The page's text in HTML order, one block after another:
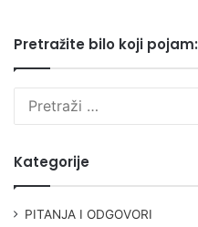
Pretražite bilo koji pojam:
Kategorije
PITANJA I ODGOVORI